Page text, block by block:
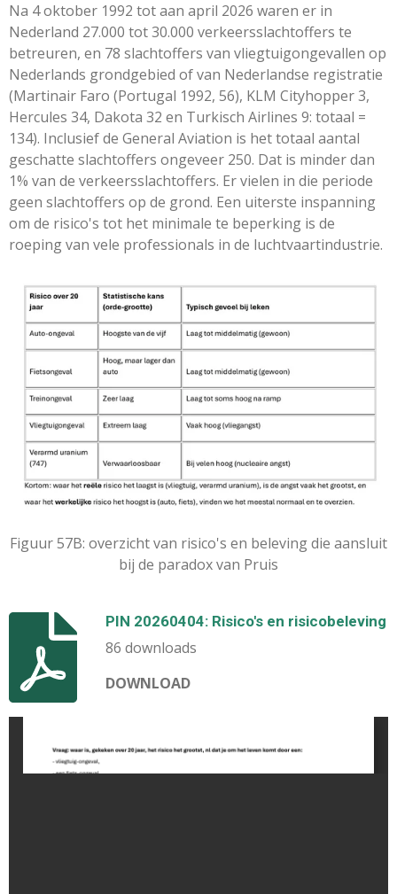
Na 4 oktober 1992 tot aan april 2026 waren er in
Nederland 27.000 tot 30.000 verkeersslachtoffers te
betreuren, en 78 slachtoffers van vliegtuigongevallen op
Nederlands grondgebied of van Nederlandse registratie
(Martinair Faro (Portugal 1992, 56), KLM Cityhopper 3,
Hercules 34, Dakota 32 en Turkisch Airlines 9: totaal =
134). Inclusief de General Aviation is het totaal aantal
geschatte slachtoffers ongeveer 250. Dat is minder dan
1% van de verkeersslachtoffers. Er vielen in die periode
geen slachtoffers op de grond. Een uiterste inspanning
om de risico's tot het minimale te beperking is de
roeping van vele professionals in de luchtvaartindustrie.
Figuur 57B: overzicht van risico's en beleving die aansluit
bij de paradox van Pruis
PIN 20260404: Risico's en risicobeleving
86 downloads
DOWNLOAD